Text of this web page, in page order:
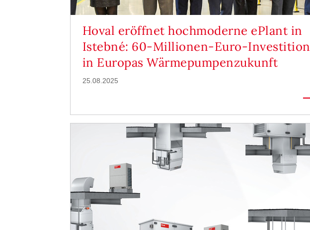
Hoval eröffnet hochmoderne ePlant in
Istebné: 60-Millionen-Euro-Investition
in Europas Wärmepumpenzukunft
25.08.2025